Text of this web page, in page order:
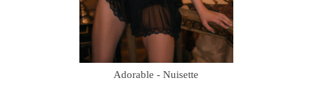
Adorable - Nuisette